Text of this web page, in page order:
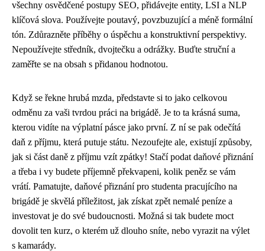
všechny osvědčené postupy SEO, přidávejte entity, LSI a NLP
klíčová slova. Používejte poutavý, povzbuzující a méně formální
tón. Zdůrazněte příběhy o úspěchu a konstruktivní perspektivy.
Nepoužívejte středník, dvojtečku a odrážky. Buďte struční a
zaměřte se na obsah s přidanou hodnotou.
Když se řekne hrubá mzda, představte si to jako celkovou
odměnu za vaši tvrdou práci na brigádě. Je to ta krásná suma,
kterou vidíte na výplatní pásce jako první. Z ní se pak odečítá
daň z příjmu, která putuje státu. Nezoufejte ale, existují způsoby,
jak si část daně z příjmu vzít zpátky! Stačí podat daňové přiznání
a třeba i vy budete příjemně překvapeni, kolik peněz se vám
vrátí. Pamatujte, daňové přiznání pro studenta pracujícího na
brigádě je skvělá příležitost, jak získat zpět nemalé peníze a
investovat je do své budoucnosti. Možná si tak budete moct
dovolit ten kurz, o kterém už dlouho sníte, nebo vyrazit na výlet
s kamarády.